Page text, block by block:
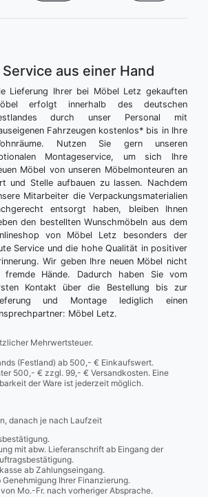
aus einer Hand
Lieferung Ihrer bei Möbel Letz gekauften
erfolgt innerhalb des deutschen
durch unser Personal mit
Fahrzeugen kostenlos* bis in Ihre
Nutzen Sie gern unseren
Montageservice, um sich Ihre
Möbel von unseren Möbelmonteuren an
und Stelle aufbauen zu lassen. Nachdem
Mitarbeiter die Verpackungsmaterialien
entsorgt haben, bleiben Ihnen
den bestellten Wunschmöbeln aus dem
von Möbel Letz besonders der
Service und die hohe Qualität in positiver
Wir geben Ihre neuen Möbel nicht
fremde Hände. Dadurch haben Sie vom
Kontakt über die Bestellung bis zur
und Montage lediglich einen
Möbel Letz.
Mehrwertsteuer.
(Festland) ab 500,- € Einkaufswert.
500,- € zzgl. 99,- € Versandkosten. Eine
der Ware ist jederzeit möglich.
danach je nach Laufzeit
mit abw. Lieferanschrift ab Eingang der
ab Zahlungseingang.
Ihrer Finanzierung.
Mo.-Fr. nach vorheriger Absprache.